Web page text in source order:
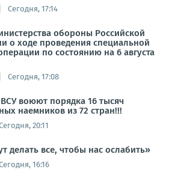
Сегодня, 17:14
обороны Российской
о ходе проведения специальной
по состоянию на 6 августа
Сегодня, 17:08
ВСУ воюют порядка 16 тысяч
наемников из 72 стран!!!
20:11
делать все, чтобы нас ослабить»
16:16